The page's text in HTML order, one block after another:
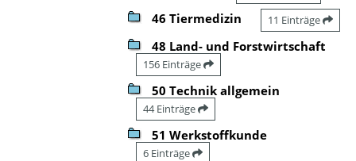
46 Tiermedizin 11 Einträge
48 Land- und Forstwirtschaft
156 Einträge
50 Technik allgemein
44 Einträge
51 Werkstoffkunde
6 Einträge